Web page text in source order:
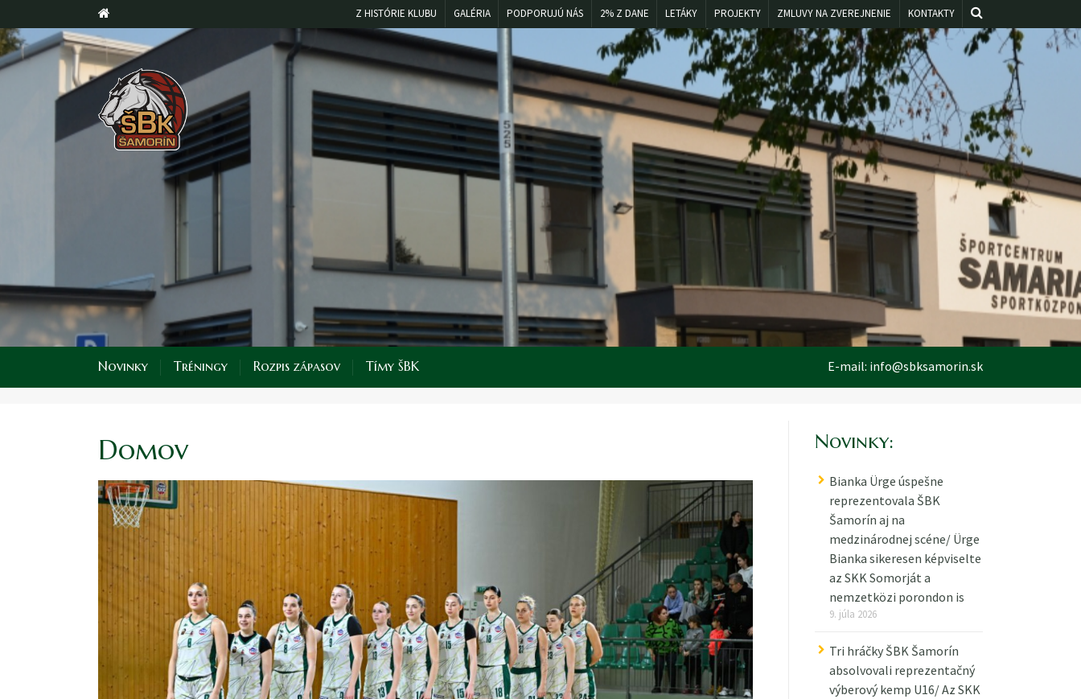
Z HISTÓRIE KLUBU GALÉRIA PODPORUJÚ NÁS 2% Z DANE LETÁKY PROJEKTY ZMLUVY NA ZVEREJNENIE KONTAKTY
Novinky Tréningy Rozpis zápasov Tímy ŠBK E-mail: info@sbksamorin.sk
Domov Novinky:
Bianka Ürge úspešne
reprezentovala ŠBK
Šamorín aj na
medzinárodnej scéne/ Ürge
Bianka sikeresen képviselte
az SKK Somorját a
nemzetközi porondon is
9. júla 2026
Tri hráčky ŠBK Šamorín
absolvovali reprezentačný
výberový kemp U16/ Az SKK